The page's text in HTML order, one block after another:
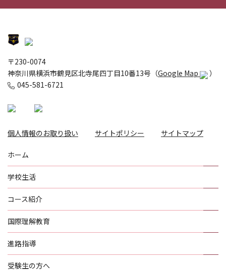
〒230-0074
神奈川県横浜市鶴見区北寺尾四丁目10番13号（Google Map
）
045-581-6721
個人情報のお取り扱い サイトポリシー サイトマップ
ホーム
学校生活
コース紹介
国際理解教育
進路指導
受験生の方へ